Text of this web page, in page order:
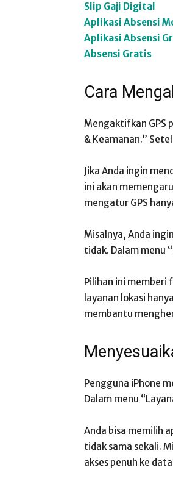
Slip Gaji Digital
Aplikasi Absensi
Aplikasi Absensi
Absensi Gratis
Cara
Mengaktifkan GPS
& Keamanan.”
Jika Anda ingin
ini akan
mengatur GPS
Misalnya, Anda
tidak. Dalam menu
Pilihan ini memberi
layanan lokasi
membantu
Pengguna iPhone
Dalam menu
Anda bisa memilih
tidak sama sekali.
akses penuh ke